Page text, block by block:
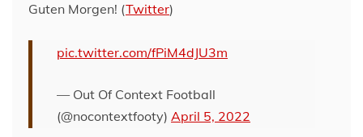
Guten Morgen! (Twitter)
pic.twitter.com/fPiM4dJU3m
— Out Of Context Football
(@nocontextfooty) April 5, 2022